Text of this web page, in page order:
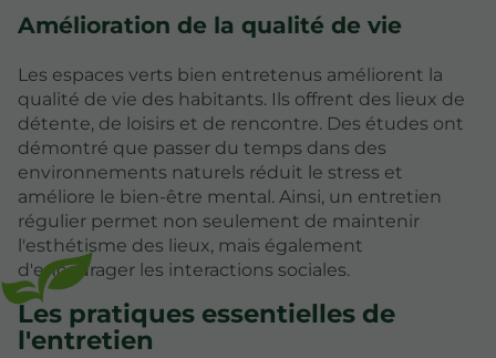
Amélioration de la qualité de vie
Les espaces verts bien entretenus améliorent la
qualité de vie des habitants. Ils offrent des lieux de
détente, de loisirs et de rencontre. Des études ont
démontré que passer du temps dans des
environnements naturels réduit le stress et
améliore le bien-être mental. Ainsi, un entretien
régulier permet non seulement de maintenir
l'esthétisme des lieux, mais également
d'encourager les interactions sociales.
Les pratiques essentielles de
l'entretien